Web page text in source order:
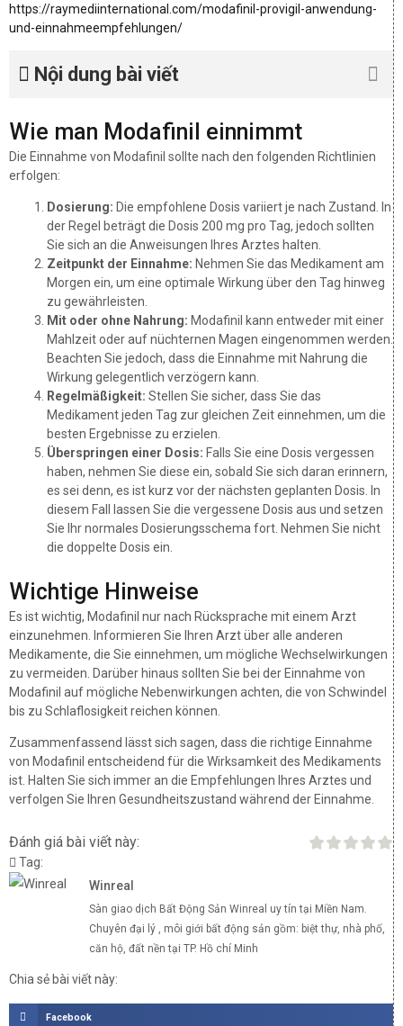
https://raymediinternational.com/modafinil-provigil-anwendung-
und-einnahmeempfehlungen/
Nội dung bài viết
Wie man Modafinil einnimmt
Die Einnahme von Modafinil sollte nach den folgenden Richtlinien
erfolgen:
Dosierung: Die empfohlene Dosis variiert je nach Zustand. In
der Regel beträgt die Dosis 200 mg pro Tag, jedoch sollten
Sie sich an die Anweisungen Ihres Arztes halten.
Zeitpunkt der Einnahme: Nehmen Sie das Medikament am
Morgen ein, um eine optimale Wirkung über den Tag hinweg
zu gewährleisten.
Mit oder ohne Nahrung: Modafinil kann entweder mit einer
Mahlzeit oder auf nüchternen Magen eingenommen werden.
Beachten Sie jedoch, dass die Einnahme mit Nahrung die
Wirkung gelegentlich verzögern kann.
Regelmäßigkeit: Stellen Sie sicher, dass Sie das
Medikament jeden Tag zur gleichen Zeit einnehmen, um die
besten Ergebnisse zu erzielen.
Überspringen einer Dosis: Falls Sie eine Dosis vergessen
haben, nehmen Sie diese ein, sobald Sie sich daran erinnern,
es sei denn, es ist kurz vor der nächsten geplanten Dosis. In
diesem Fall lassen Sie die vergessene Dosis aus und setzen
Sie Ihr normales Dosierungsschema fort. Nehmen Sie nicht
die doppelte Dosis ein.
Wichtige Hinweise
Es ist wichtig, Modafinil nur nach Rücksprache mit einem Arzt
einzunehmen. Informieren Sie Ihren Arzt über alle anderen
Medikamente, die Sie einnehmen, um mögliche Wechselwirkungen
zu vermeiden. Darüber hinaus sollten Sie bei der Einnahme von
Modafinil auf mögliche Nebenwirkungen achten, die von Schwindel
bis zu Schlaflosigkeit reichen können.
Zusammenfassend lässt sich sagen, dass die richtige Einnahme
von Modafinil entscheidend für die Wirksamkeit des Medikaments
ist. Halten Sie sich immer an die Empfehlungen Ihres Arztes und
verfolgen Sie Ihren Gesundheitszustand während der Einnahme.
Đánh giá bài viết này:
Tag:
Winreal
Sàn giao dịch Bất Động Sản Winreal uy tín tại Miền Nam.
Chuyên đại lý , môi giới bất động sản gồm: biệt thự, nhà phố,
căn hộ, đất nền tại TP. Hồ chí Minh
Chia sẻ bài viết này:
Facebook